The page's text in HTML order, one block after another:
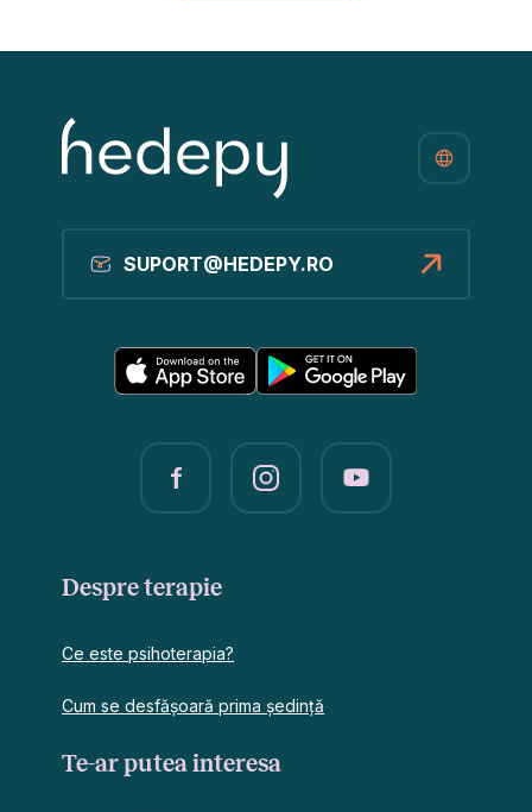
SUPORT@HEDEPY.RO
Despre terapie
Ce este psihoterapia?
Cum se desfășoară prima ședință
Te-ar putea interesa